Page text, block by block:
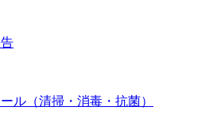
ル（清掃・消毒・抗菌）